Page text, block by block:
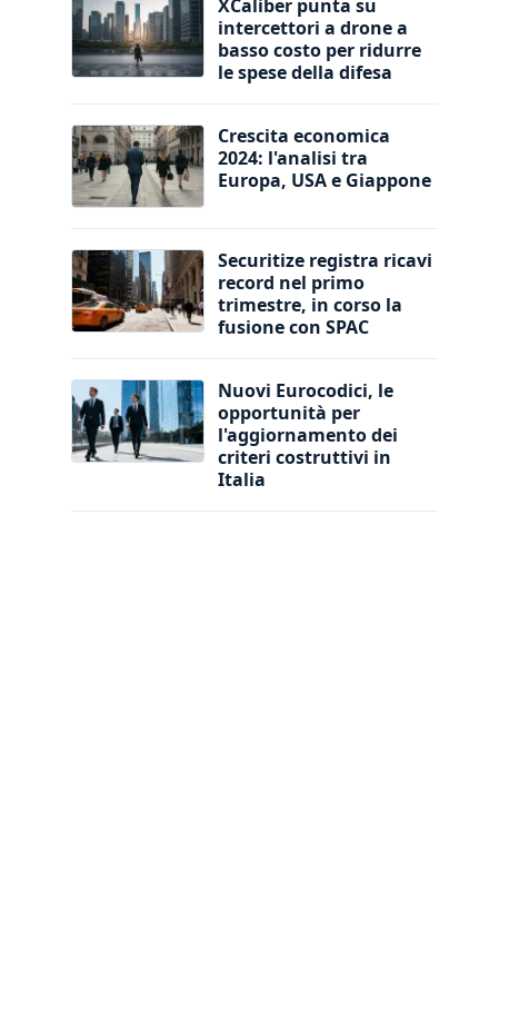
XCaliber punta su
intercettori a drone a
basso costo per ridurre
le spese della difesa
Crescita economica
2024: l'analisi tra
Europa, USA e Giappone
Securitize registra ricavi
record nel primo
trimestre, in corso la
fusione con SPAC
Nuovi Eurocodici, le
opportunità per
l'aggiornamento dei
criteri costruttivi in
Italia